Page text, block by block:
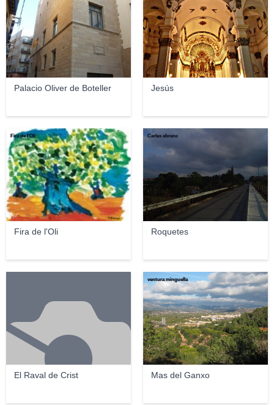
Palacio Oliver de Boteller Jesús
Fira de l'Oli
Fira de l'Oli
Roquetes
Carles ebrenc
El Raval de Crist Mas del Ganxo
ventura minguella